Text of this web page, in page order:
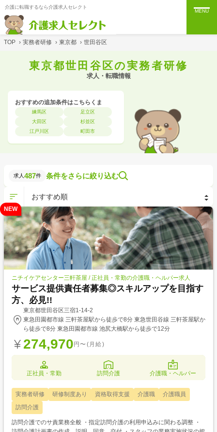
介護に転職するなら介護求人セレクト
MENU
TOP › 実務者研修 › 東京都 › 世田谷区
東京都世田谷区の実務者研修
求人・転職情報
おすすめの追加条件はこちらくま
練馬区
足立区
大田区
杉並区
江戸川区
町田市
求人 487件 条件をさらに絞り込む
NEW
ニチイケアセンター三軒茶屋 / 正社員・常勤の介護職・ヘルパー求人
サービス提供責任者募集◎スキルアップを目指す
方、必見!!
東京都世田谷区三宿1-14-2
東急田園都市線 三軒茶屋駅から徒歩で8分 東急世田谷線 三軒茶屋駅か
ら徒歩で8分 東急田園都市線 池尻大橋駅から徒歩で12分
274,970 円〜(月給)
正社員・常勤 訪問介護 介護職・ヘルパー
実務者研修 研修制度あり 資格取得支援 介護職
介護職員
訪問介護
訪問介護でのサ責業務全般 ・指定訪問介護の利用申込みに関わる調整 ・